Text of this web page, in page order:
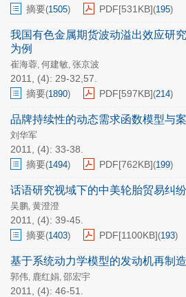
摘要(1505) PDF[531KB](195)
我国有色金属期货波动溢出效应
为例
崔海蓉, 何建敏, 张京波
2011, (4): 29-32,57.
摘要(1890) PDF[597KB](214)
品牌持续性的动态需求函数模型与
刘华军
2011, (4): 33-38.
摘要(1494) PDF[762KB](199)
话语研究视域下的中美轮胎贸易纠纷
吴鹏, 黄澄澄
2011, (4): 39-45.
摘要(1403) PDF[1100KB](193)
基于系统动力学模型的发动机再制
郭伟, 鹿红娟, 邵宏宇
2011, (4): 46-51.